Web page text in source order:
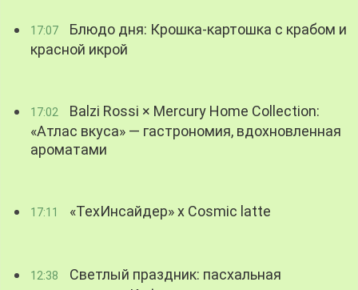
17:07
Блюдо дня: Крошка-картошка с крабом и
красной икрой
17:02
Balzi Rossi × Mercury Home Collection:
«Атлас вкуса» — гастрономия, вдохновленная
ароматами
17:11 «ТехИнсайдер» х Cosmic latte
12:38
Светлый праздник: пасхальная